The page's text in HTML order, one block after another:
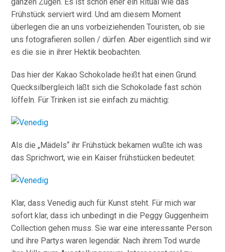
Frühstück serviert wird. Und am diesem Moment
überlegen die an uns vorbeiziehenden Touristen, ob sie
uns fotografieren sollen / dürfen. Aber eigentlich sind wir
es die sie in ihrer Hektik beobachten.
Das hier der Kakao Schokolade heißt hat einen Grund.
Quecksilbergleich läßt sich die Schokolade fast schön
löffeln. Für Trinken ist sie einfach zu mächtig:
Als die „Mädels“ ihr Frühstück bekamen wußte ich was
das Sprichwort, wie ein Kaiser frühstücken bedeutet:
Klar, dass Venedig auch für Kunst steht. Für mich war
sofort klar, dass ich unbedingt in die Peggy Guggenheim
Collection gehen muss. Sie war eine interessante Person
und ihre Partys waren legendär. Nach ihrem Tod wurde